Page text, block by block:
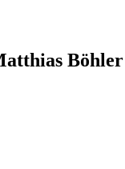
Böhler